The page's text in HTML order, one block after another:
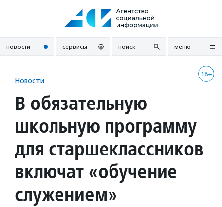
новости сервисы поиск меню
18+
Новости
В обязательную
школьную программу
для старшеклассников
включат «обучение
служением»